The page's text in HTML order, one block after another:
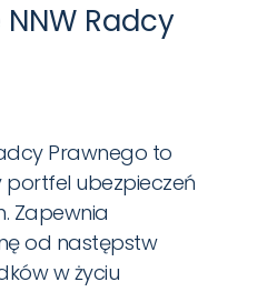
Radcy
Prawnego to
portfel ubezpieczeń
Zapewnia
od następstw
w życiu